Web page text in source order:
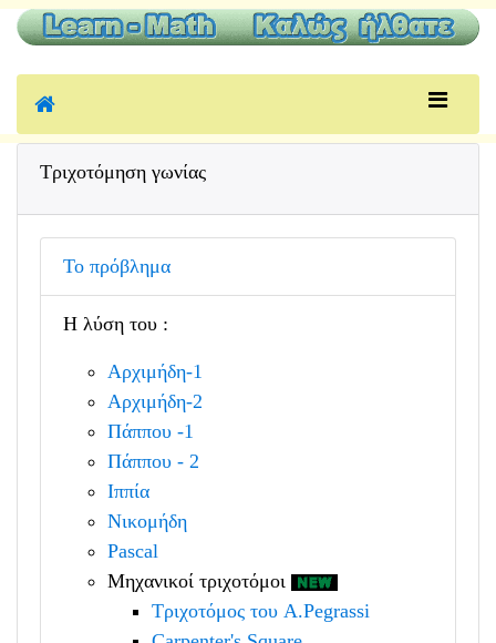
Τριχοτόμηση γωνίας
Το πρόβλημα
Η λύση του :
Αρχιμήδη-1
Αρχιμήδη-2
Πάππου -1
Πάππου - 2
Ιππία
Νικομήδη
Pascal
Μηχανικοί τριχοτόμοι
Τριχοτόμος του A.Pegrassi